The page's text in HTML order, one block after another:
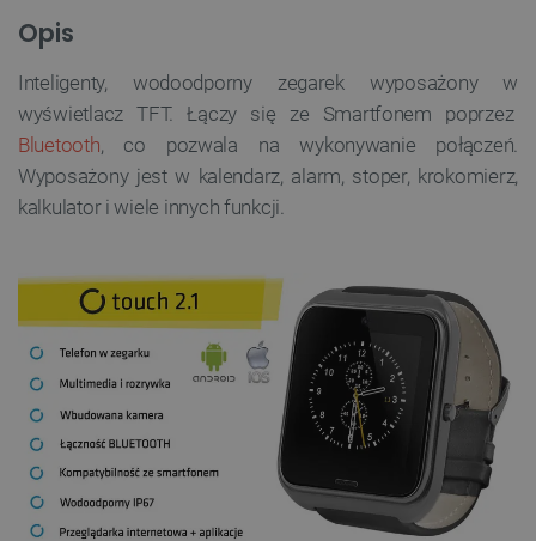
Opis
Inteligenty, wodoodporny zegarek wyposażony w
wyświetlacz TFT. Łączy się ze Smartfonem poprzez
Bluetooth, co pozwala na wykonywanie połączeń.
Wyposażony jest w kalendarz, alarm, stoper, krokomierz,
kalkulator i wiele innych funkcji.